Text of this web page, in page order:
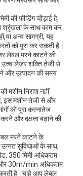
की फीडिंग चौड़ाई है,
श्रृंखला के साथ काम कर
अन्य सामग्री, यह
को पूरा कर सकती है।
लेबल मरने काटने की
उच्च लेजर शक्ति तेजी से
और उत्पादन की समय
मशीन निराश नहीं
इस मशीन तेजी से और
को पूरा करनातेज
और दक्षता बढ़ाने की
मरने काटने के
उन्नत सुविधाओं के साथ,
350 मिमी अधिकतम
और 30m/min अधिकतम
करती है।चाहे आप लेबल